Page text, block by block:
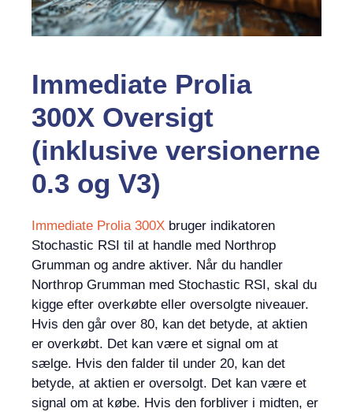
Immediate Prolia
300X Oversigt
(inklusive versionerne
0.3 og V3)
Immediate Prolia 300X bruger indikatoren
Stochastic RSI til at handle med Northrop
Grumman og andre aktiver. Når du handler
Northrop Grumman med Stochastic RSI, skal du
kigge efter overkøbte eller oversolgte niveauer.
Hvis den går over 80, kan det betyde, at aktien
er overkøbt. Det kan være et signal om at
sælge. Hvis den falder til under 20, kan det
betyde, at aktien er oversolgt. Det kan være et
signal om at købe. Hvis den forbliver i midten, er